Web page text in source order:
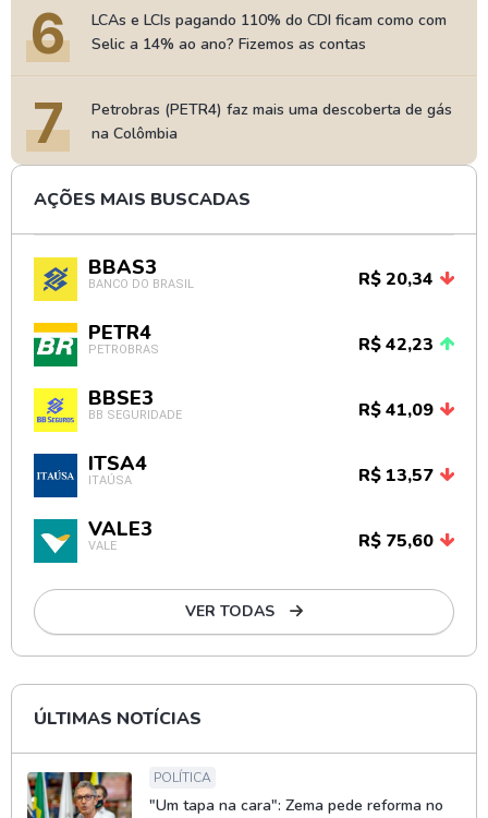
6
LCAs e LCIs pagando 110% do CDI ficam como com
Selic a 14% ao ano? Fizemos as contas
7
Petrobras (PETR4) faz mais uma descoberta de gás
na Colômbia
AÇÕES MAIS BUSCADAS
BBAS3
BANCO DO BRASIL R$ 20,34
PETR4
PETROBRAS R$ 42,23
BBSE3
BB SEGURIDADE R$ 41,09
ITSA4
ITAÚSA R$ 13,57
VALE3
VALE R$ 75,60
VER TODAS
ÚLTIMAS NOTÍCIAS
POLÍTICA
"Um tapa na cara": Zema pede reforma no